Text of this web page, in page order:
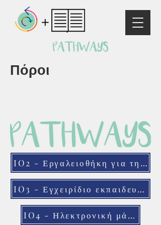
Πόροι
IO2 - Εργαλειοθήκη για την εκπαίδευση ενηλίκων
IO3 - Εγχειρίδιο εκπαιδευτών
IO4 - Ηλεκτρονική μάθηση